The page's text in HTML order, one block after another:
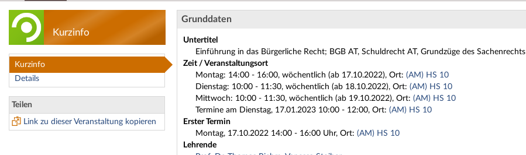
Kurzinfo
Kurzinfo
Details
Teilen
Link zu dieser Veranstaltung kopieren
Grundkurs: 20080 Grundkurs Privatrecht I - Kurzinfo
Grunddaten
Untertitel
Einführung in das Bürgerliche Recht; BGB AT, Schuldrecht AT, Grundzüge des Sachenrechts
Zeit / Veranstaltungsort
Montag: 14:00 - 16:00, wöchentlich (ab 17.10.2022), Ort: (AM) HS 10
Dienstag: 10:00 - 11:30, wöchentlich (ab 18.10.2022), Ort: (AM) HS 10
Mittwoch: 10:00 - 11:30, wöchentlich (ab 19.10.2022), Ort: (AM) HS 10
Termine am Dienstag, 17.01.2023 10:00 - 12:00, Ort: (AM) HS 10
Erster Termin
Montag, 17.10.2022 14:00 - 16:00 Uhr, Ort: (AM) HS 10
Lehrende